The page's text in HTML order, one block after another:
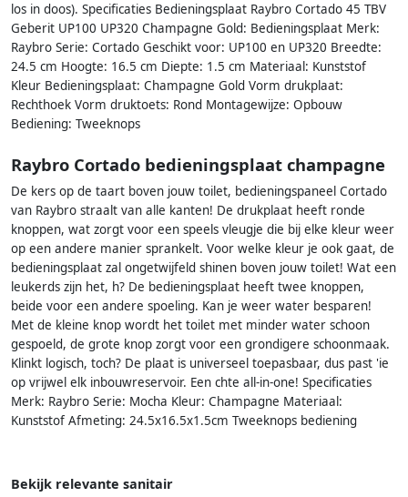
los in doos). Specificaties Bedieningsplaat Raybro Cortado 45 TBV
Geberit UP100 UP320 Champagne Gold: Bedieningsplaat Merk:
Raybro Serie: Cortado Geschikt voor: UP100 en UP320 Breedte:
24.5 cm Hoogte: 16.5 cm Diepte: 1.5 cm Materiaal: Kunststof
Kleur Bedieningsplaat: Champagne Gold Vorm drukplaat:
Rechthoek Vorm druktoets: Rond Montagewijze: Opbouw
Bediening: Tweeknops
Raybro Cortado bedieningsplaat champagne
De kers op de taart boven jouw toilet, bedieningspaneel Cortado
van Raybro straalt van alle kanten! De drukplaat heeft ronde
knoppen, wat zorgt voor een speels vleugje die bij elke kleur weer
op een andere manier sprankelt. Voor welke kleur je ook gaat, de
bedieningsplaat zal ongetwijfeld shinen boven jouw toilet! Wat een
leukerds zijn het, h? De bedieningsplaat heeft twee knoppen,
beide voor een andere spoeling. Kan je weer water besparen!
Met de kleine knop wordt het toilet met minder water schoon
gespoeld, de grote knop zorgt voor een grondigere schoonmaak.
Klinkt logisch, toch? De plaat is universeel toepasbaar, dus past 'ie
op vrijwel elk inbouwreservoir. Een chte all-in-one! Specificaties
Merk: Raybro Serie: Mocha Kleur: Champagne Materiaal:
Kunststof Afmeting: 24.5x16.5x1.5cm Tweeknops bediening
Bekijk relevante sanitair